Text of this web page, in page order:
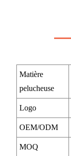
Matière
pelucheuse
Logo
OEM/ODM
MOQ